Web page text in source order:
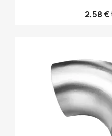
2,58 €